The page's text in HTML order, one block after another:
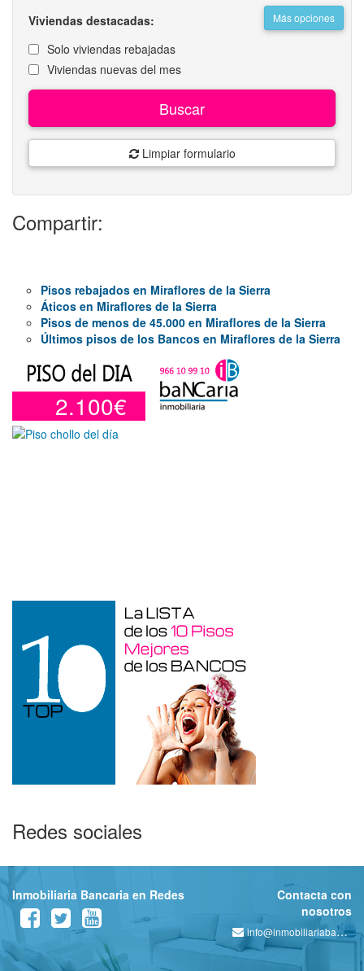
Más opciones
Viviendas destacadas:
Solo viviendas rebajadas
Viviendas nuevas del mes
Buscar
Limpiar formulario
Compartir:
Pisos rebajados en Miraflores de la Sierra
Áticos en Miraflores de la Sierra
Pisos de menos de 45.000 en Miraflores de la Sierra
Últimos pisos de los Bancos en Miraflores de la Sierra
2.100€
Redes sociales
Inmobiliaria Bancaria en Redes
Contacta con
nosotros
info@inmobiliariabancaria.com